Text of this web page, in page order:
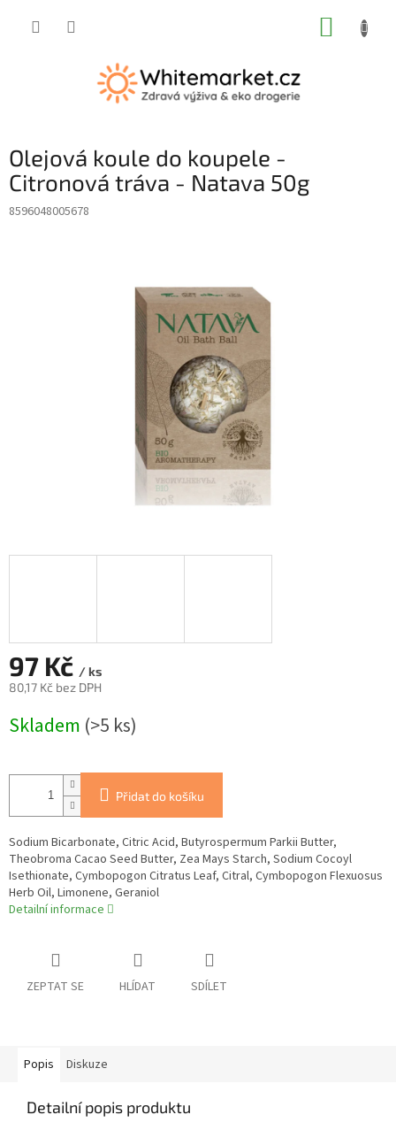
Olejová koule do koupele -
Citronová tráva - Natava 50g
8596048005678
97 Kč / ks
80,17 Kč bez DPH
cena:
Skladem (>5 ks)
Přidat do košíku
Sodium Bicarbonate, Citric Acid, Butyrospermum Parkii Butter,
Theobroma Cacao Seed Butter, Zea Mays Starch, Sodium Cocoyl
Isethionate, Cymbopogon Citratus Leaf, Citral, Cymbopogon Flexuosus
Herb Oil, Limonene, Geraniol
Detailní informace
ZEPTAT SE HLÍDAT SDÍLET
Popis Diskuze
Detailní popis produktu